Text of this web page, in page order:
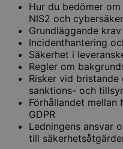
Hur du bedömer
NIS2 och
Grundläggande
Incidenthantering
Säkerhet i
Regler om
Risker vid
sanktions- och
Förhållandet mellan
GDPR
Ledningens ansvar
till